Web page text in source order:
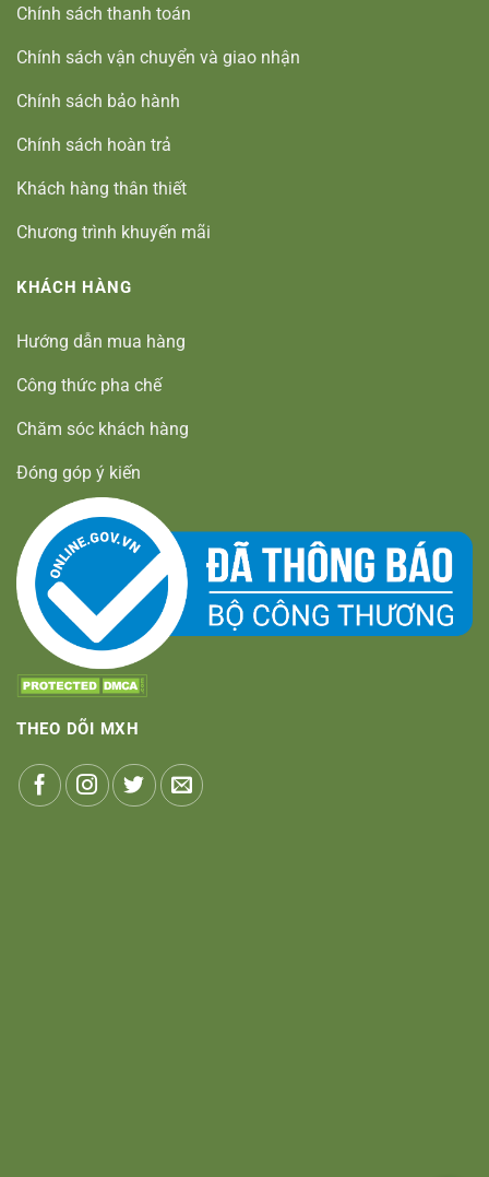
Chính sách thanh toán
Chính sách vận chuyển và giao nhận
Chính sách bảo hành
Chính sách hoàn trả
Khách hàng thân thiết
Chương trình khuyến mãi
KHÁCH HÀNG
Hướng dẫn mua hàng
Công thức pha chế
Chăm sóc khách hàng
Đóng góp ý kiến
THEO DÕI MXH